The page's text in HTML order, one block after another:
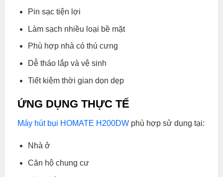
Pin sạc tiện lợi
Làm sạch nhiều loại bề mặt
Phù hợp nhà có thú cưng
Dễ tháo lắp và vệ sinh
Tiết kiệm thời gian dọn dẹp
ỨNG DỤNG THỰC TẾ
Máy hút bụi HOMATE H200DW phù hợp sử dụng tại:
Nhà ở
Căn hộ chung cư